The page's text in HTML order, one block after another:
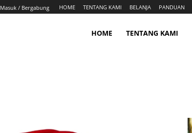
Masuk / Bergabung HOME TENTANG KAMI BELANJA PANDUAN
HOME TENTANG KAMI